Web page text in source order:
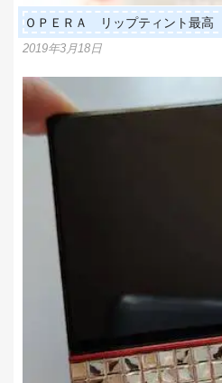
ＯＰＥＲＡ リップティント最高
2019年3月18日